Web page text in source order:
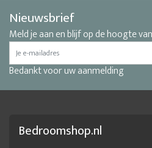
Nieuwsbrief
Meld je aan en blijf op de hoogte
Bedankt voor uw aanmelding
Bedroomshop.nl